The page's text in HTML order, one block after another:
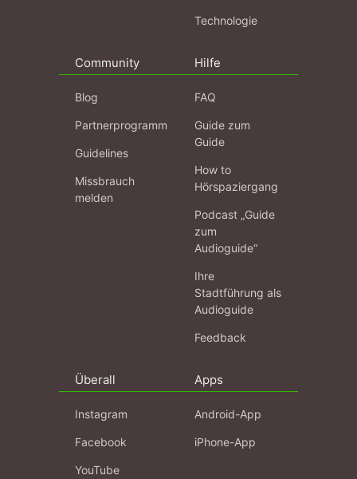
Technologie
Community
Blog
Partnerprogramm
Guidelines
Missbrauch
melden
Hilfe
FAQ
Guide zum
Guide
How to
Hörspaziergang
Podcast „Guide
zum
Audioguide“
Ihre
Stadtführung als
Audioguide
Feedback
Überall
Instagram
Facebook
YouTube
Apps
Android-App
iPhone-App